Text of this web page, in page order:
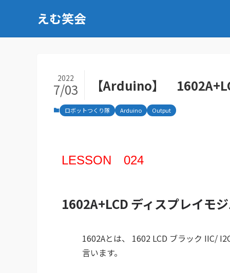
えむ笑会
【Arduino】
2022
7/03
ロボットつくり隊 Arduino Output
LESSON 024
1602A+LCD ディスプレイモ
1602Aとは、 1602 LCD ブラック IIC/
言います。